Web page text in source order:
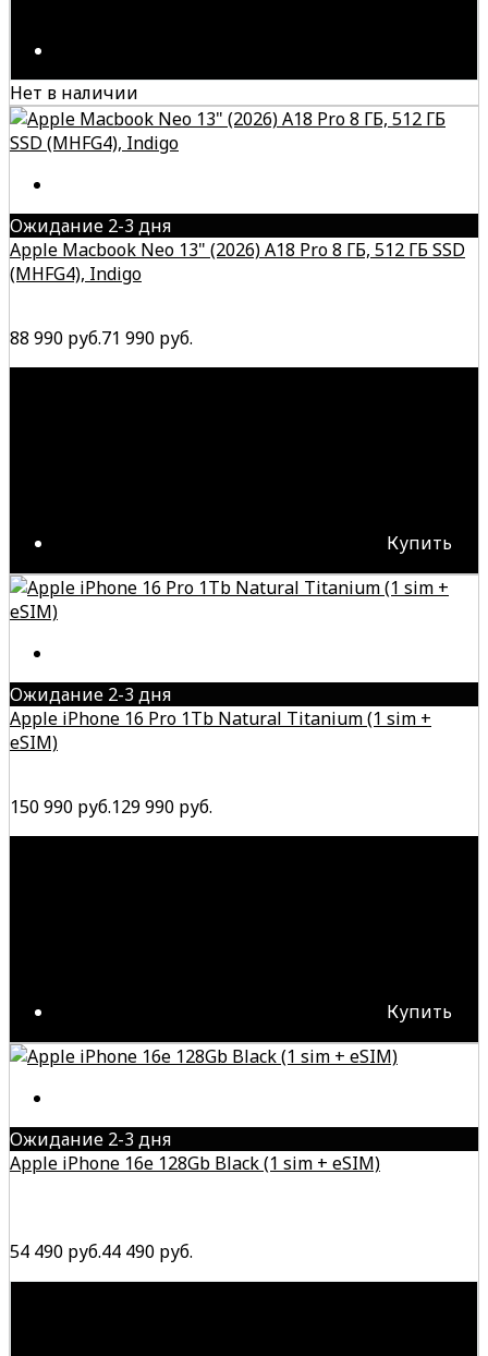
Нет в наличии
Ожидание 2-3 дня
Apple Macbook Neo 13" (2026) A18 Pro 8 ГБ, 512 ГБ SSD
(MHFG4), Indigo
88 990 руб.71 990 руб.
Купить
Ожидание 2-3 дня
Apple iPhone 16 Pro 1Tb Natural Titanium (1 sim +
eSIM)
150 990 руб.129 990 руб.
Купить
Ожидание 2-3 дня
Apple iPhone 16e 128Gb Black (1 sim + eSIM)
54 490 руб.44 490 руб.